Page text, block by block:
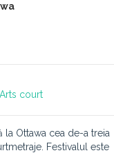
Arts court
la Ottawa cea de-a treia
Festivalul este